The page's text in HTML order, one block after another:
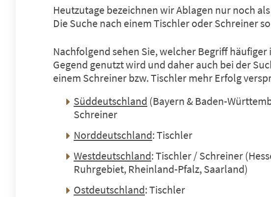
Heutzutage bezeichnen wir Ablagen nur noch
Die Suche nach einem Tischler oder Schreiner
Nachfolgend sehen Sie, welcher Begriff häufiger
Gegend genutzt wird und daher auch bei der
einem Schreiner bzw. Tischler mehr Erfolg
Süddeutschland (Bayern & Baden-
Schreiner
Norddeutschland: Tischler
Westdeutschland: Tischler / Schreiner
Ruhrgebiet, Rheinland-Pfalz, Saarland)
Ostdeutschland: Tischler